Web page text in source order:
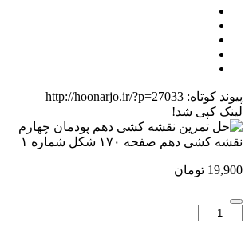
پیوند کوتاه: http://hoonarjo.ir/?p=27033
لینک کپی شد!
نقشه کشی دهم صفحه ۱۷۰ شکل شماره ۱
19,900 تومان
تعداد: